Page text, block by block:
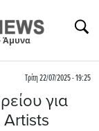
Άμυνα
Τρίτη 22/07/2025 - 19:25
για
Artists